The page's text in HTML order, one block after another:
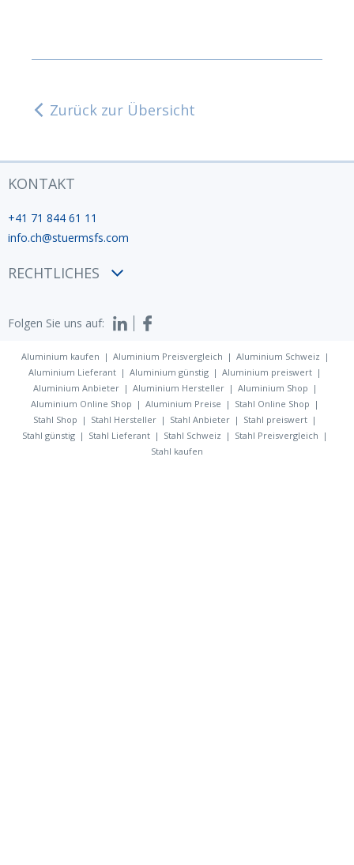
Zurück zur Übersicht
KONTAKT
+41 71 844 61 11
info.ch@stuermsfs.com
RECHTLICHES
Datenschutzerklärung
Folgen Sie uns auf:
Aluminium kaufen Aluminium Preisvergleich
Aluminium Schweiz
Aluminium Lieferant
Aluminium günstig
Aluminium preiswert
Aluminium Anbieter
Aluminium Hersteller
Aluminium Shop
Aluminium Online Shop
Aluminium Preise
Stahl Online Shop
Stahl Shop
Stahl Hersteller Stahl Anbieter
Stahl preiswert
Stahl günstig
Stahl Lieferant Stahl Schweiz
Stahl Preisvergleich
Stahl kaufen